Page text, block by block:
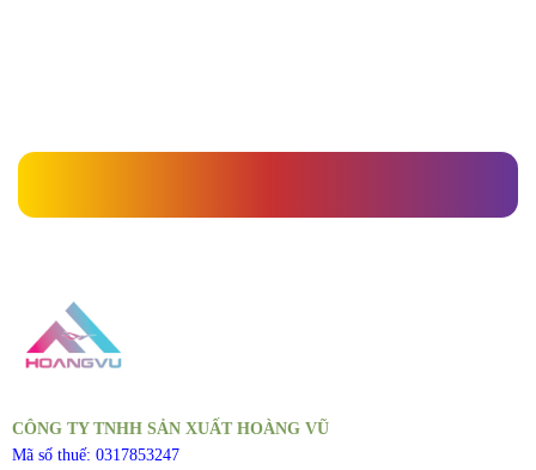
CÔNG TY TNHH SẢN XUẤT HOÀNG VŨ
Mã số thuế: 0317853247